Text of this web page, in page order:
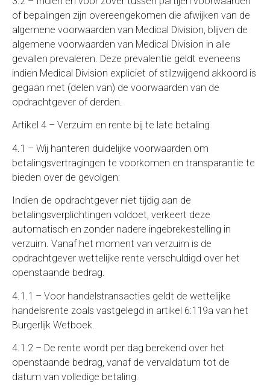
of bepalingen zijn overeengekomen die afwijken van de
algemene voorwaarden van Medical Division, blijven de
algemene voorwaarden van Medical Division in alle
gevallen prevaleren. Deze prevalentie geldt eveneens
indien Medical Division expliciet of stilzwijgend akkoord is
gegaan met (delen van) de voorwaarden van de
opdrachtgever of derden.
Artikel 4 – Verzuim en rente bij te late betaling
4.1 – Wij hanteren duidelijke voorwaarden om
betalingsvertragingen te voorkomen en transparantie te
bieden over de gevolgen:
Indien de opdrachtgever niet tijdig aan de
betalingsverplichtingen voldoet, verkeert deze
automatisch en zonder nadere ingebrekestelling in
verzuim. Vanaf het moment van verzuim is de
opdrachtgever wettelijke rente verschuldigd over het
openstaande bedrag.
4.1.1 – Voor handelstransacties geldt de wettelijke
handelsrente zoals vastgelegd in artikel 6:119a van het
Burgerlijk Wetboek.
4.1.2 – De rente wordt per dag berekend over het
openstaande bedrag, vanaf de vervaldatum tot de
datum van volledige betaling.